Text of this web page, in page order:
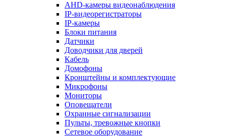
AHD-камеры видеонаблюдения
IP-видеорегистраторы
IP-камеры
Блоки питания
Датчики
Доводчики для дверей
Кабель
Домофоны
Кронштейны и комплектующие
Микрофоны
Мониторы
Оповещатели
Охранные сигнализации
Пульты, тревожные кнопки
Сетевое оборудование